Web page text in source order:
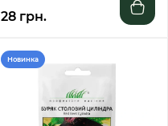
28 грн.
Новинка